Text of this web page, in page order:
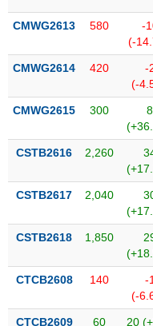
CMWG2613 580
-
(-
CMWG2614 420
-
(-
CMWG2615 300
CSTB2616 2,260
CSTB2617 2,040
CSTB2618 1,850
CTCB2608 140
-
(-
CTCB2609 60 20
Tất cả Cổ phiếu
Lãnh
đạo
Tất cả Người nội bộ
Tin
(-)
Bài
viết
giả